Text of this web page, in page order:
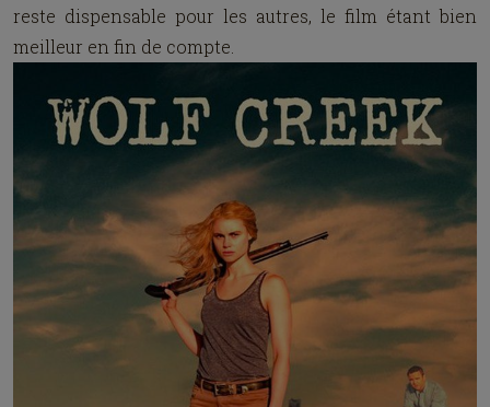
reste dispensable pour les autres, le film étant bien
meilleur en fin de compte.